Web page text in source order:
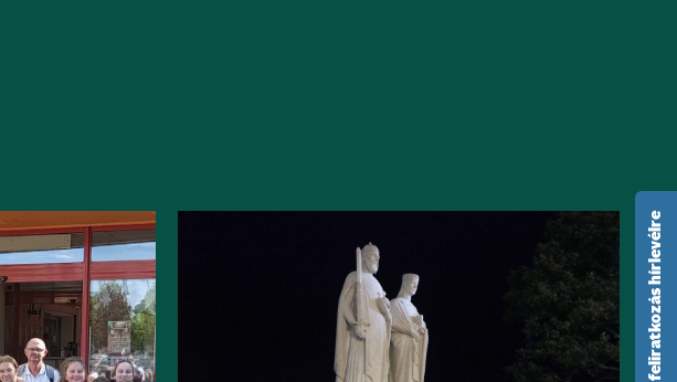
feliratkozás hírlevélre